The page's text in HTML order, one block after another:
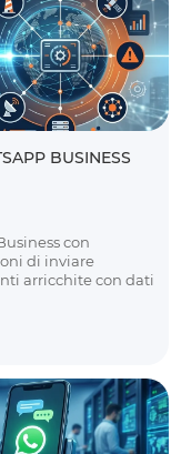
BUSINESS
con
di inviare
arricchite con dati